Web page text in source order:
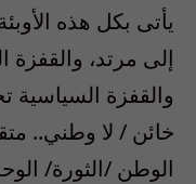
يأتى بكل هذه
إلى مرتد، والقفزة
والقفزة
خائن / لا وطني..
الوطن /الثورة/